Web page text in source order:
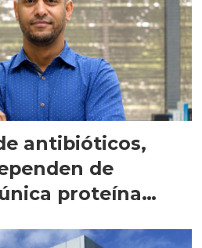
antibióticos,
de
proteína